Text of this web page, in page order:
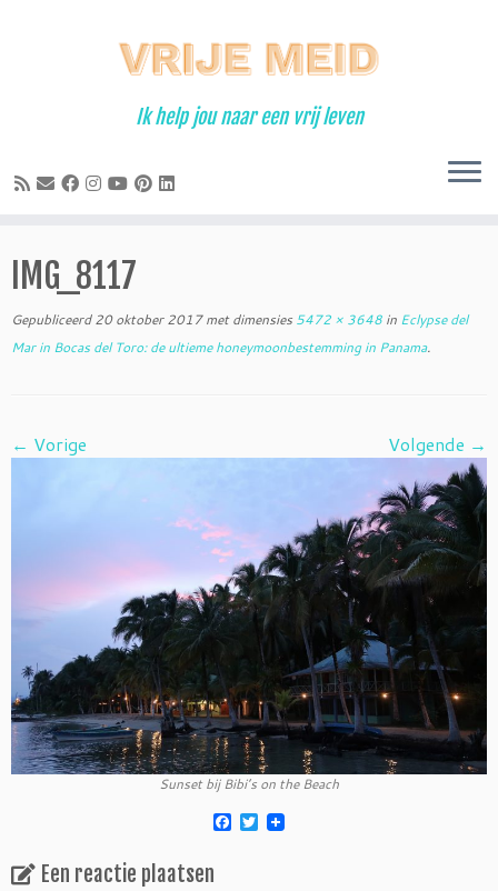
Ik help jou naar een vrij leven
IMG_8117
Gepubliceerd 20 oktober 2017met dimensies 5472 × 3648 in Eclypse del
Mar in Bocas del Toro: de ultieme honeymoonbestemming in Panama.
← Vorige Volgende →
Sunset bij Bibi’s on the Beach
F T
w
Een reactie plaatsen